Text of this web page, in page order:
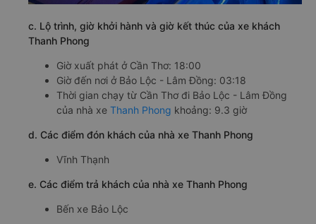
c. Lộ trình, giờ khởi hành và giờ kết thúc của xe khách
Thanh Phong
Giờ xuất phát ở Cần Thơ: 18:00
Giờ đến nơi ở Bảo Lộc - Lâm Đồng: 03:18
Thời gian chạy từ Cần Thơ đi Bảo Lộc - Lâm Đồng
của nhà xe Thanh Phong khoảng: 9.3 giờ
d. Các điểm đón khách của nhà xe Thanh Phong
Vĩnh Thạnh
e. Các điểm trả khách của nhà xe Thanh Phong
Bến xe Bảo Lộc